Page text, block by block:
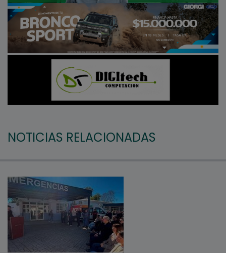
NOTICIAS RELACIONADAS